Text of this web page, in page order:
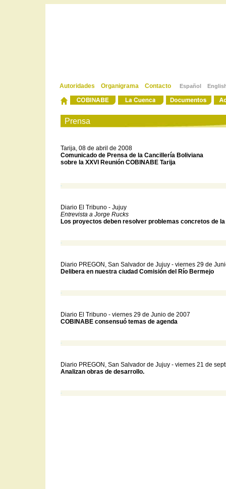
Autoridades Organigrama Contacto Español
-
Prensa
Tarija, 08 de abril de 2008
Comunicado de Prensa de la Cancillería Boliviana
sobre la XXVI Reunión COBINABE Tarija
-
Diario El Tribuno - Jujuy
Entrevista a Jorge Rucks
Los proyectos deben resolver problemas concretos de la
-
Diario PREGON, San Salvador de Jujuy - viernes 29 de
Delibera en nuestra ciudad Comisión del Río Bermejo
-
Diario El Tribuno - viernes 29 de Junio de 2007
COBINABE consensuó temas de agenda
-
Diario PREGON, San Salvador de Jujuy - viernes 21 de
Analizan obras de desarrollo.
-